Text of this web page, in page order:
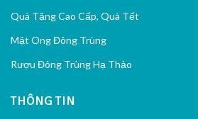
Quà Tặng Cao Cấp, Quà Tết
Mật Ong Đông Trùng
Rượu Đông Trùng Hạ Thảo
THÔNG TIN